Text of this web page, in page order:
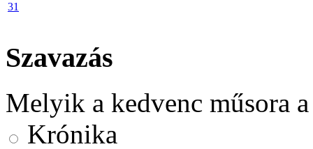
31
Szavazás
Melyik a kedvenc műsora
Krónika